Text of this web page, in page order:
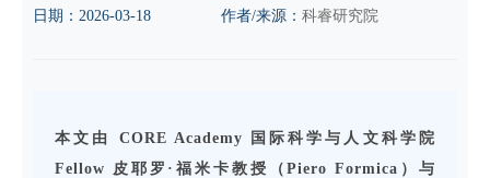
日期： 2026-03-18 作者/来源： 科睿研究院
本文 由 CORE Academy 国际科学与人文科学院
Fellow 皮耶罗·福米卡教授（Piero Formica）与